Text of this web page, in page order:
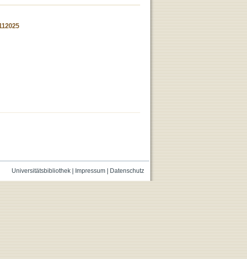
Universitätsbibliothek| Impressum| Datenschutz